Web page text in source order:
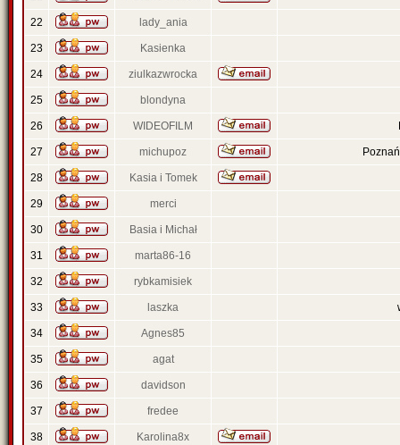
22 lady_ania
23 Kasienka
24 ziulkazwrocka
25 blondyna
26 WIDEOFILM
27 michupoz
28 Kasia i Tomek
29 merci
30 Basia i Michał
31 marta86-16
32 rybkamisiek
33 laszka
34 Agnes85
35 agat
36 davidson
37 fredee
38 Karolina8x